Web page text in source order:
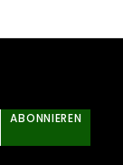
ABONNIEREN